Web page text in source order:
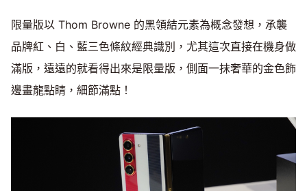
限量版以 Thom Browne 的黑領結元素為概念發想，承襲
品牌紅、白、藍三色條紋經典識別，尤其這次直接在機身做
滿版，遠遠的就看得出來是限量版，側面一抹奢華的金色飾
邊畫龍點睛，細節滿點！